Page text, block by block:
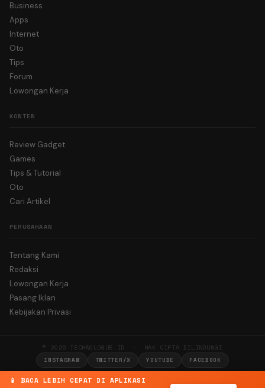
📱 BACA LEBIH CEPAT DI APLIKASI
Business
Apps
Internet
Oto
Tips
Forum
Lowongan Kerja
KONTEN
Review Gadget
Games
Tips & Tutorial
Oto
Cari Artikel
PERUSAHAAN
Tentang Kami
Redaksi
Lowongan Kerja
Pasang Iklan
Kebijakan Privasi
© 2026 TECHNOLOGUE.ID · HAK CIPTA DILINDUNGI
INSTAGRAM TWITTER/X YOUTUBE FACEBOOK